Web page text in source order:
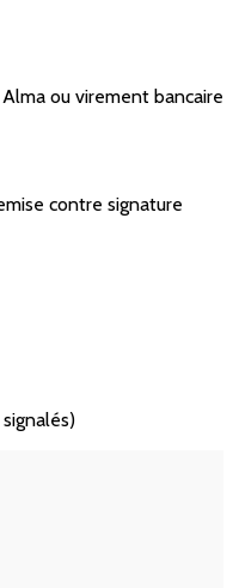
ou virement bancaire
contre signature